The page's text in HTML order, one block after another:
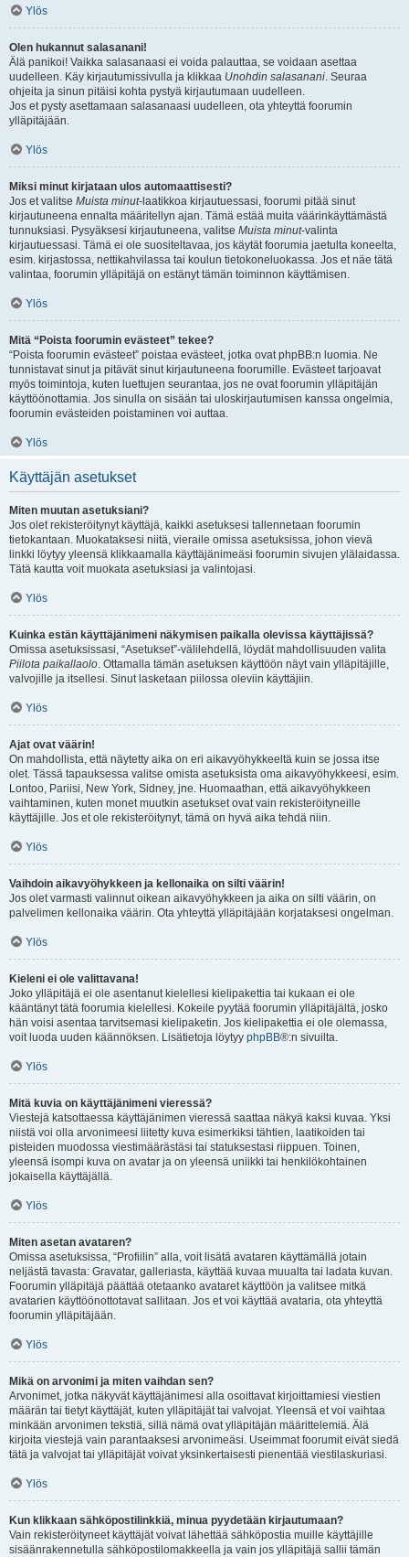
Ylös
Olen hukannut salasanani!
Älä panikoi! Vaikka salasanaasi ei voida palauttaa, se voidaan asettaa
uudelleen. Käy kirjautumissivulla ja klikkaa Unohdin salasanani. Seuraa
ohjeita ja sinun pitäisi kohta pystyä kirjautumaan uudelleen.
Jos et pysty asettamaan salasanaasi uudelleen, ota yhteyttä foorumin
ylläpitäjään.
Ylös
Miksi minut kirjataan ulos automaattisesti?
Jos et valitse Muista minut-laatikkoa kirjautuessasi, foorumi pitää sinut
kirjautuneena ennalta määritellyn ajan. Tämä estää muita väärinkäyttämästä
tunnuksiasi. Pysyäksesi kirjautuneena, valitse Muista minut-valinta
kirjautuessasi. Tämä ei ole suositeltavaa, jos käytät foorumia jaetulta koneelta,
esim. kirjastossa, nettikahvilassa tai koulun tietokoneluokassa. Jos et näe tätä
valintaa, foorumin ylläpitäjä on estänyt tämän toiminnon käyttämisen.
Ylös
Mitä “Poista foorumin evästeet” tekee?
“Poista foorumin evästeet” poistaa evästeet, jotka ovat phpBB:n luomia. Ne
tunnistavat sinut ja pitävät sinut kirjautuneena foorumille. Evästeet tarjoavat
myös toimintoja, kuten luettujen seurantaa, jos ne ovat foorumin ylläpitäjän
käyttöönottamia. Jos sinulla on sisään tai uloskirjautumisen kanssa ongelmia,
foorumin evästeiden poistaminen voi auttaa.
Ylös
Käyttäjän asetukset
Miten muutan asetuksiani?
Jos olet rekisteröitynyt käyttäjä, kaikki asetuksesi tallennetaan foorumin
tietokantaan. Muokataksesi niitä, vieraile omissa asetuksissa, johon vievä
linkki löytyy yleensä klikkaamalla käyttäjänimeäsi foorumin sivujen ylälaidassa.
Tätä kautta voit muokata asetuksiasi ja valintojasi.
Ylös
Kuinka estän käyttäjänimeni näkymisen paikalla olevissa käyttäjissä?
Omissa asetuksissasi, “Asetukset”-välilehdellä, löydät mahdollisuuden valita
Piilota paikallaolo. Ottamalla tämän asetuksen käyttöön näyt vain ylläpitäjille,
valvojille ja itsellesi. Sinut lasketaan piilossa oleviin käyttäjiin.
Ylös
Ajat ovat väärin!
On mahdollista, että näytetty aika on eri aikavyöhykkeeltä kuin se jossa itse
olet. Tässä tapauksessa valitse omista asetuksista oma aikavyöhykkeesi, esim.
Lontoo, Pariisi, New York, Sidney, jne. Huomaathan, että aikavyöhykkeen
vaihtaminen, kuten monet muutkin asetukset ovat vain rekisteröityneille
käyttäjille. Jos et ole rekisteröitynyt, tämä on hyvä aika tehdä niin.
Ylös
Vaihdoin aikavyöhykkeen ja kellonaika on silti väärin!
Jos olet varmasti valinnut oikean aikavyöhykkeen ja aika on silti väärin, on
palvelimen kellonaika väärin. Ota yhteyttä ylläpitäjään korjataksesi ongelman.
Ylös
Kieleni ei ole valittavana!
Joko ylläpitäjä ei ole asentanut kielellesi kielipakettia tai kukaan ei ole
kääntänyt tätä foorumia kielellesi. Kokeile pyytää foorumin ylläpitäjältä, josko
hän voisi asentaa tarvitsemasi kielipaketin. Jos kielipakettia ei ole olemassa,
voit luoda uuden käännöksen. Lisätietoja löytyy phpBB®:n sivuilta.
Ylös
Mitä kuvia on käyttäjänimeni vieressä?
Viestejä katsottaessa käyttäjänimen vieressä saattaa näkyä kaksi kuvaa. Yksi
niistä voi olla arvonimeesi liitetty kuva esimerkiksi tähtien, laatikoiden tai
pisteiden muodossa viestimäärästäsi tai statuksestasi riippuen. Toinen,
yleensä isompi kuva on avatar ja on yleensä uniikki tai henkilökohtainen
jokaisella käyttäjällä.
Ylös
Miten asetan avataren?
Omissa asetuksissa, “Profiilin” alla, voit lisätä avataren käyttämällä jotain
neljästä tavasta: Gravatar, galleriasta, käyttää kuvaa muualta tai ladata kuvan.
Foorumin ylläpitäjä päättää otetaanko avataret käyttöön ja valitsee mitkä
avatarien käyttöönottotavat sallitaan. Jos et voi käyttää avataria, ota yhteyttä
foorumin ylläpitäjään.
Ylös
Mikä on arvonimi ja miten vaihdan sen?
Arvonimet, jotka näkyvät käyttäjänimesi alla osoittavat kirjoittamiesi viestien
määrän tai tietyt käyttäjät, kuten ylläpitäjät tai valvojat. Yleensä et voi vaihtaa
minkään arvonimen tekstiä, sillä nämä ovat ylläpitäjän määrittelemiä. Älä
kirjoita viestejä vain parantaaksesi arvonimeäsi. Useimmat foorumit eivät siedä
tätä ja valvojat tai ylläpitäjät voivat yksinkertaisesti pienentää viestilaskuriasi.
Ylös
Kun klikkaan sähköpostilinkkiä, minua pyydetään kirjautumaan?
Vain rekisteröityneet käyttäjät voivat lähettää sähköpostia muille käyttäjille
sisäänrakennetulla sähköpostilomakkeella ja vain jos ylläpitäjä sallii tämän